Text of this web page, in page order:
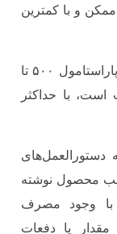
و با کمترین
برای بزرگسالان، دوز معمول توصیه شده پاراستامول ۵۰۰ تا
است، با حداکثر
دستورالعمل‌های
محصول نوشته
با وجود مصرف
مقدار یا دفعات